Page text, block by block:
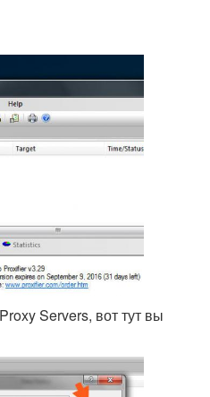
Servers, вот тут вы